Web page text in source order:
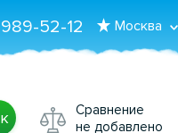
Москва
52-12
Сравнение
не добавлено